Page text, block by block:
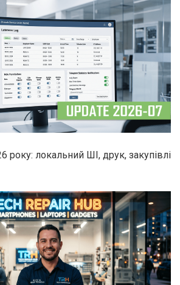
року: локальний ШІ, друк, закупівлі